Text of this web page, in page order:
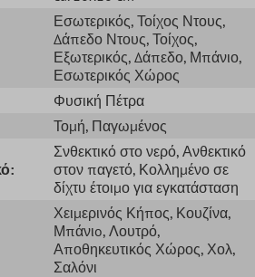
Εσωτερικός, Τοίχος Ντους,
Δάπεδο Ντους, Τοίχος,
Εξωτερικός, Δάπεδο, Μπάνιο,
Εσωτερικός Χώρος
Φυσική Πέτρα
Τομή, Παγωμένος
Σνθεκτικό στο νερό, Ανθεκτικό
στον παγετό, Κολλημένο σε
δίχτυ έτοιμο για εγκατάσταση
Χειμερινός Κήπος, Κουζίνα,
Μπάνιo, Λουτρό,
Αποθηκευτικός Χώρος, Χολ,
Σαλόνι